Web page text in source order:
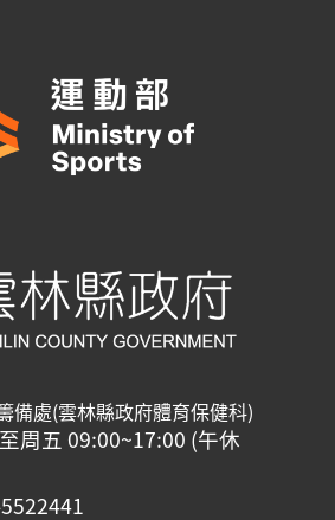
備處(雲林縣政府體育保健科)
周五 09:00~17:00 (午休